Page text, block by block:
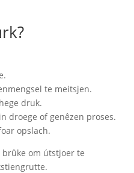
te meitsjen.
druk.
droege of genêzen proses.
opslach.
om útstjoer te